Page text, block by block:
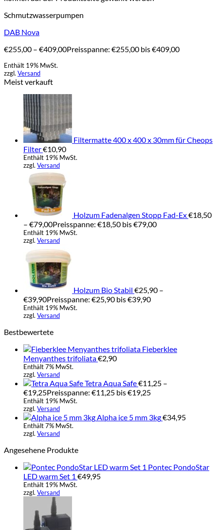
Schmutzwasserpumpen
DAB Nova
€255,00 – €409,00Preisspanne: €255,00 bis €409,00
Enthält 19% MwSt.
zzgl. Versand
Meist verkauft
Filtermatte 400 x 400 x 30mm für Cheops
Filter€10,90
Enthält 19% MwSt.
zzgl. Versand
Holzum Fadenalgen Stopp Fad-Ex€18,50
– €79,00Preisspanne: €18,50 bis €79,00
Enthält 19% MwSt.
zzgl. Versand
Holzum Bio Stabil €25,90 –
€39,90Preisspanne: €25,90 bis €39,90
Enthält 19% MwSt.
zzgl. Versand
Bestbewertete
Fieberklee
Menyanthes trifoliata€2,90
Enthält 7% MwSt.
zzgl. Versand
Tetra Aqua Safe€11,25 –
€19,25Preisspanne: €11,25 bis €19,25
Enthält 19% MwSt.
zzgl. Versand
Alpha ice 5 mm 3kg€34,95
Enthält 7% MwSt.
zzgl. Versand
Angesehene Produkte
Pontec PondoStar
LED warm Set 1 €49,95
Enthält 19% MwSt.
zzgl. Versand